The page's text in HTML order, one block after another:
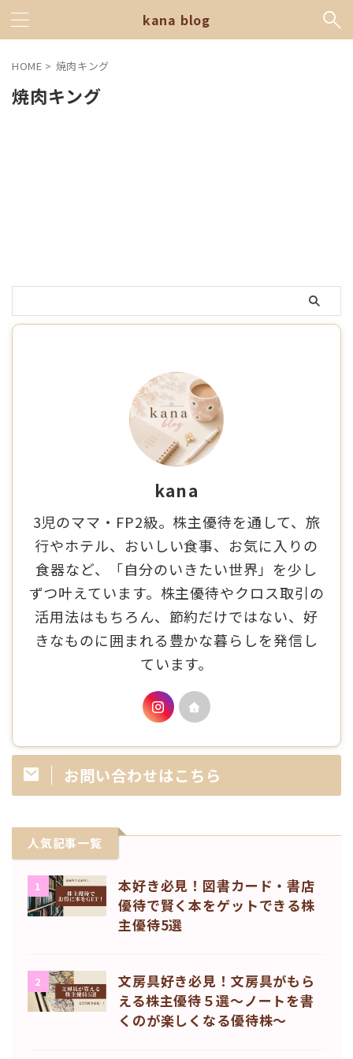
kana blog
HOME > 焼肉キング
焼肉キング
kana
3児のママ・FP2級。株主優待を通して、旅
行やホテル、おいしい食事、お気に入りの
食器など、「自分のいきたい世界」を少し
ずつ叶えています。株主優待やクロス取引の
活用法はもちろん、節約だけではない、好
きなものに囲まれる豊かな暮らしを発信し
ています。
お問い合わせはこちら
人気記事一覧
1
本好き必見！図書カード・書店
優待で賢く本をゲットできる株
主優待5選
2
文房具好き必見！文房具がもら
える株主優待５選〜ノートを書
くのが楽しくなる優待株〜